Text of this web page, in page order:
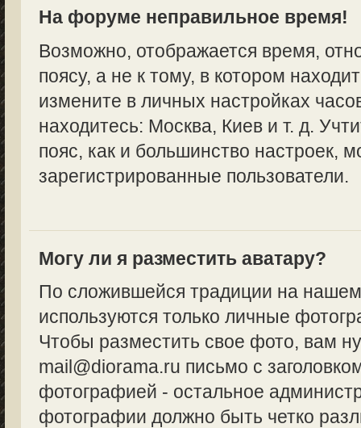
На форуме неправильное время!
Возможно, отображается время,
поясу, а не к тому, в котором
измените в личных настройках
находитесь: Москва, Киев и т. д.
пояс, как и большинство настроек,
зарегистрированные пользователи.
Могу ли я разместить аватару?
По сложившейся традиции на
используются только личные
Чтобы разместить свое фото, вам
mail@diorama.ru письмо с
фотографией - остальное
фотографии должно быть четко